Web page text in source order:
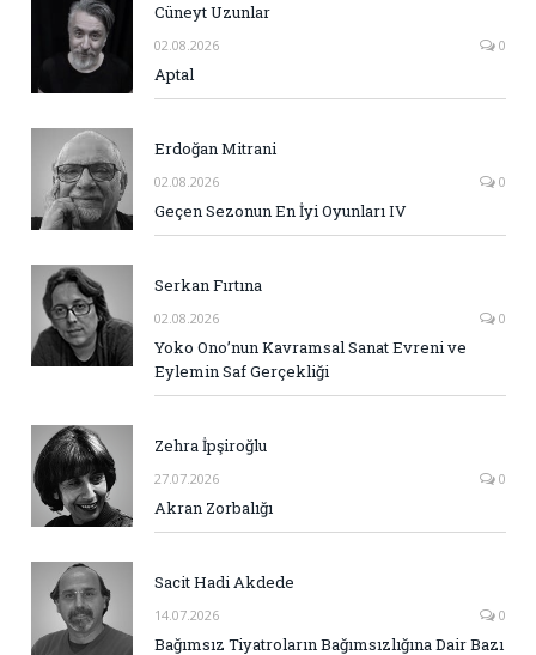
Cüneyt Uzunlar
02.08.2026 0
Aptal
Erdoğan Mitrani
02.08.2026 0
Geçen Sezonun En İyi Oyunları IV
Serkan Fırtına
02.08.2026 0
Yoko Ono’nun Kavramsal Sanat Evreni ve
Eylemin Saf Gerçekliği
Zehra İpşiroğlu
27.07.2026 0
Akran Zorbalığı
Sacit Hadi Akdede
14.07.2026 0
Bağımsız Tiyatroların Bağımsızlığına Dair Bazı